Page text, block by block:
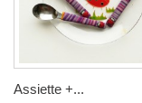
Assiette +...